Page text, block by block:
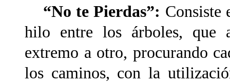
“No te Pierdas”: Consiste
hilo entre los árboles, que
extremo a otro, procurando
los caminos, con la